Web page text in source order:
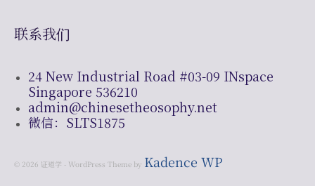
联系我们
24 New Industrial Road #03-09 INspace
Singapore 536210
admin@chinesetheosophy.net
微信：SLTS1875
© 2026 证道学 - WordPress Theme by Kadence WP